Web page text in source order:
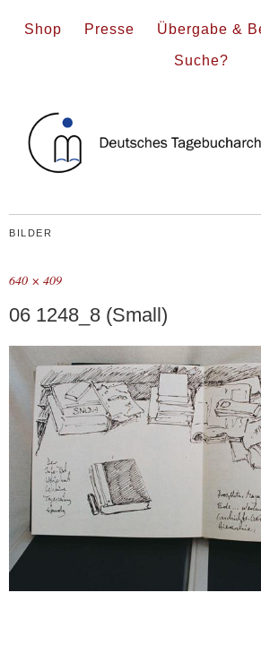
Shop Presse Übergabe &
Suche?
BILDER
640 × 409
06 1248_8 (Small)